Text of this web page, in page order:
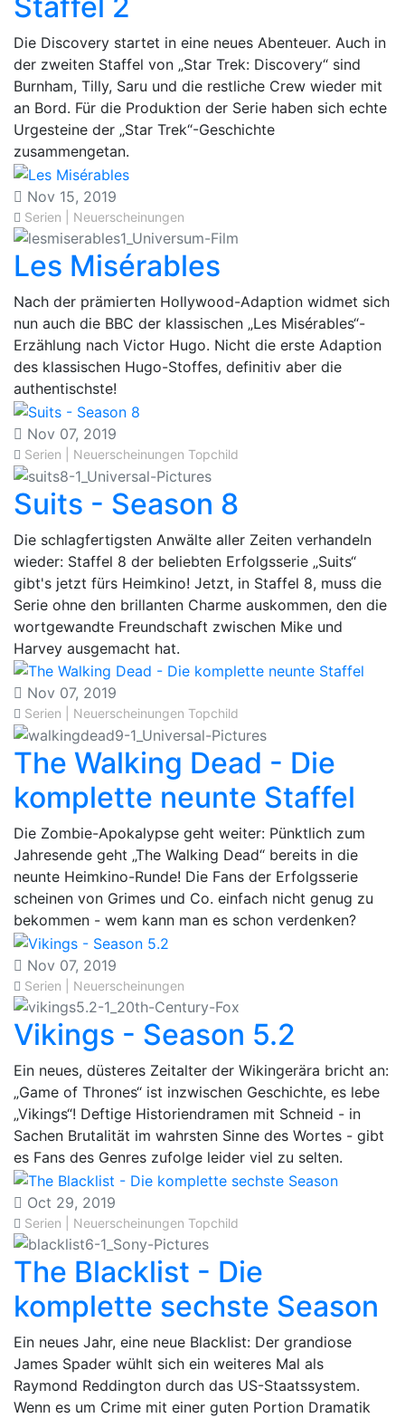
Die Discovery startet in eine neues Abenteuer. Auch in
der zweiten Staffel von „Star Trek: Discovery“ sind
Burnham, Tilly, Saru und die restliche Crew wieder mit
an Bord. Für die Produktion der Serie haben sich echte
Urgesteine der „Star Trek“-Geschichte
zusammengetan.
Nov 15, 2019
Serien | Neuerscheinungen
Les Misérables
Nach der prämierten Hollywood-Adaption widmet sich
nun auch die BBC der klassischen „Les Misérables“-
Erzählung nach Victor Hugo. Nicht die erste Adaption
des klassischen Hugo-Stoffes, definitiv aber die
authentischste!
Nov 07, 2019
Serien | Neuerscheinungen Topchild
Suits - Season 8
​Die schlagfertigsten Anwälte aller Zeiten verhandeln
wieder: Staffel 8 der beliebten Erfolgsserie „Suits“
gibt's jetzt fürs Heimkino! Jetzt, in Staffel 8, muss die
Serie ohne den brillanten Charme auskommen, den die
wortgewandte Freundschaft zwischen Mike und
Harvey ausgemacht hat.
Nov 07, 2019
Serien | Neuerscheinungen Topchild
The Walking Dead - Die
komplette neunte Staffel
Die Zombie-Apokalypse geht weiter: Pünktlich zum
Jahresende geht „The Walking Dead“ bereits in die
neunte Heimkino-Runde! Die Fans der Erfolgsserie
scheinen von Grimes und Co. einfach nicht genug zu
bekommen - wem kann man es schon verdenken?
Nov 07, 2019
Serien | Neuerscheinungen
Vikings - Season 5.2
Ein neues, düsteres Zeitalter der Wikingerära bricht an:
„Game of Thrones“ ist inzwischen Geschichte, es lebe
„Vikings“! Deftige Historiendramen mit Schneid - in
Sachen Brutalität im wahrsten Sinne des Wortes - gibt
es Fans des Genres zufolge leider viel zu selten.
Oct 29, 2019
Serien | Neuerscheinungen Topchild
The Blacklist - Die
komplette sechste Season
Ein neues Jahr, eine neue Blacklist: Der grandiose
James Spader wühlt sich ein weiteres Mal als
Raymond Reddington durch das US-Staatssystem.
Wenn es um Crime mit einer guten Portion Dramatik